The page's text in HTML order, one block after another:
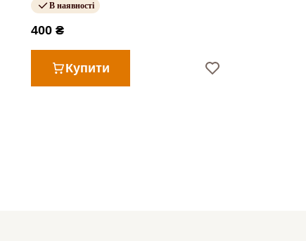
В наявності
400 ₴
Купити